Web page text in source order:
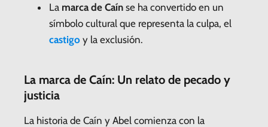
La marca de Caín se ha convertido en un
símbolo cultural que representa la culpa, el
castigo y la exclusión.
La marca de Caín: Un relato de pecado y
justicia
La historia de Caín y Abel comienza con la